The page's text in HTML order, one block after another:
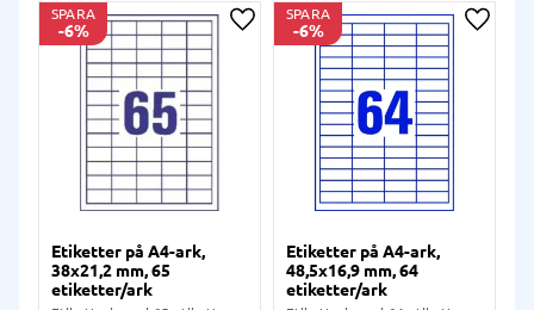
Etiketter på A4-ark,
38x21,2 mm, 65
etiketter/ark
SPARA
6% Lägg till i önskelista
Etiketter på A4-ark,
48,5x16,9 mm, 64
etiketter/ark
SPARA
6% Lägg